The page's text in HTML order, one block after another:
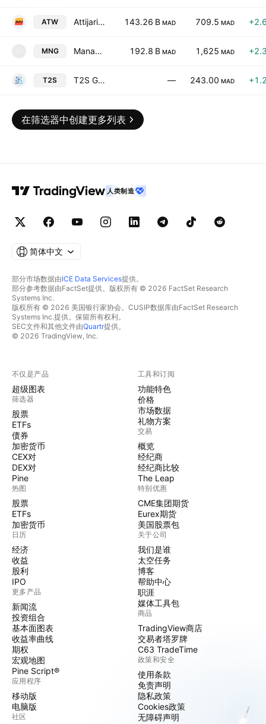
ATW Attijariwafa Bank SA 143.26 B MAD 709.5 MAD
MNG Managem SA 192.8 B MAD 1,625 MAD
T2S T2S Group Holding TEMP — 243.00 MAD
在筛选器中创建更多列表
人类制造
简体中文
部分市场数据由ICE Data Services提供。
部分参考数据由FactSet提供。版权所有 © 2026 FactSet Research
Systems Inc.
版权所有 © 2026 美国银行家协会。CUSIP数据库由FactSet Research
Systems Inc.提供。保留所有权利。
SEC文件和其他文件由Quartr提供。
© 2026 TradingView, Inc.
不仅是产品
超级图表
筛选器
股票
ETFs
债券
加密货币
CEX对
DEX对
Pine
热图
股票
ETFs
加密货币
日历
经济
收益
股利
IPO
更多产品
新闻流
投资组合
基本面图表
收益率曲线
期权
宏观地图
Pine Script®
应用程序
移动版
电脑版
社区
工具和订阅
功能特色
价格
市场数据
礼物方案
交易
概览
经纪商
经纪商比较
The Leap
特别优惠
CME集团期货
Eurex期货
美国股票包
关于公司
我们是谁
太空任务
博客
帮助中心
职涯
媒体工具包
商品
TradingView商店
交易者塔罗牌
C63 TradeTime
政策和安全
使用条款
免责声明
隐私政策
Cookies政策
无障碍声明